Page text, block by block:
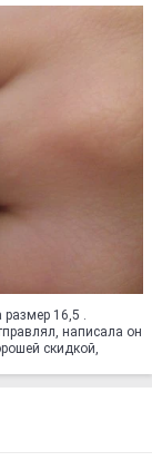
16,5 .
написала он
скидкой,